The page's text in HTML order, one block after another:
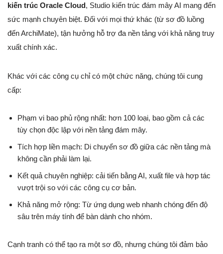
kiến trúc Oracle Cloud, Studio kiến trúc đám mây AI mang đến
sức mạnh chuyên biệt. Đối với mọi thứ khác (từ sơ đồ luồng
đến ArchiMate), tận hưởng hỗ trợ đa nền tảng với khả năng truy
xuất chính xác.
Khác với các công cụ chỉ có một chức năng, chúng tôi cung
cấp:
Phạm vi bao phủ rộng nhất: hơn 100 loại, bao gồm cả các
tùy chọn độc lập với nền tảng đám mây.
Tích hợp liền mạch: Di chuyển sơ đồ giữa các nền tảng mà
không cần phải làm lại.
Kết quả chuyên nghiệp: cải tiến bằng AI, xuất file và hợp tác
vượt trội so với các công cụ cơ bản.
Khả năng mở rộng: Từ ứng dụng web nhanh chóng đến độ
sâu trên máy tính để bàn dành cho nhóm.
Cạnh tranh có thể tạo ra một sơ đồ, nhưng chúng tôi đảm bảo